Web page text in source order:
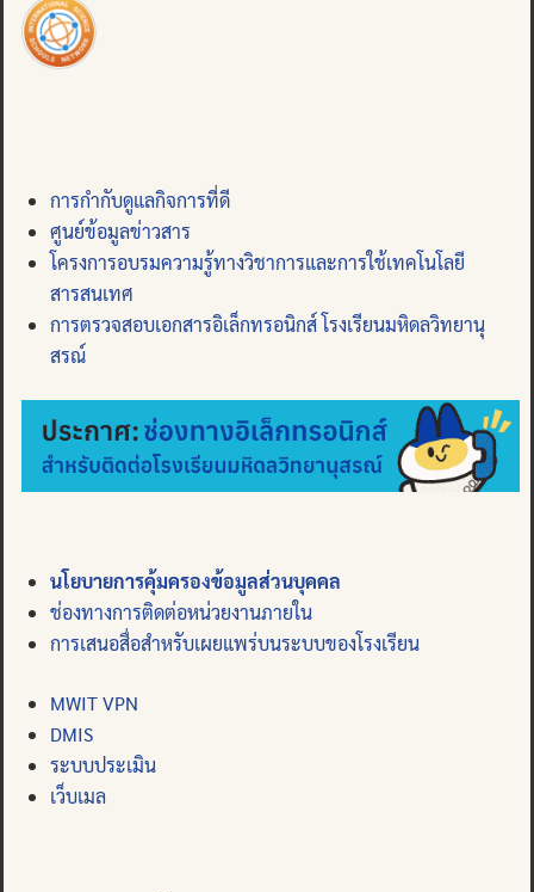
การกำกับดูแลกิจการที่ดี
ศูนย์ข้อมูลข่าวสาร
โครงการอบรมความรู้ทางวิชาการและการใช้เทคโนโลยี
สารสนเทศ
การตรวจสอบเอกสารอิเล็กทรอนิกส์ โรงเรียนมหิดลวิทยานุ
สรณ์
นโยบายการคุ้มครองข้อมูลส่วนบุคคล
ช่องทางการติดต่อหน่วยงานภายใน
การเสนอสื่อสำหรับเผยแพร่บนระบบของโรงเรียน
MWIT VPN
DMIS
ระบบประเมิน
เว็บเมล